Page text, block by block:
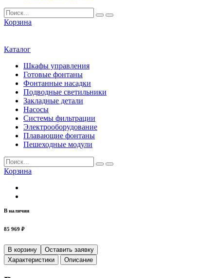
Корзина
Каталог
Шкафы управления
Готовые фонтаны
Фонтанные насадки
Подводные светильники
Закладные детали
Насосы
Системы фильтрации
Электрооборудование
Плавающие фонтаны
Пешеходные модули
Корзина
В наличии
85 969 ₽
В корзину
Оставить заявку
Характеристики
Описание